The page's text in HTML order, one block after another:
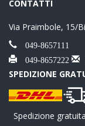
CONTATTI
Via Praimbole, 15/
049-8657111
049-8657222
SPEDIZIONE
Spedizione